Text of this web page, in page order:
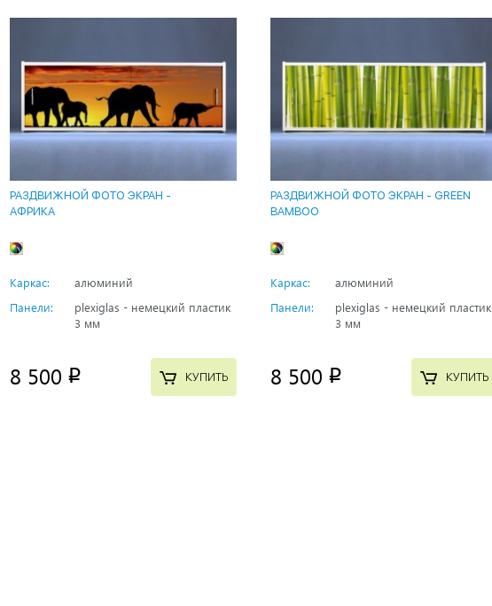
РАЗДВИЖНОЙ ФОТО ЭКРАН -
АФРИКА
Каркас:
алюминий
Панели:
plexiglas - немецкий пластик
3 мм
8 500 p КУПИТЬ
РАЗДВИЖНОЙ ФОТО ЭКРАН - GREEN
BAMBOO
Каркас:
алюминий
Панели:
plexiglas - немецкий пластик
3 мм
8 500 p КУПИТЬ